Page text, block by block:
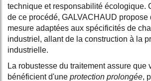
technique et responsabilité écologique.
de ce procédé, GALVACHAUD propose
mesure adaptées aux spécificités de
industriel, allant de la construction à la
industrielle.
La robustesse du traitement assure que
bénéficient d'une protection prolongée,